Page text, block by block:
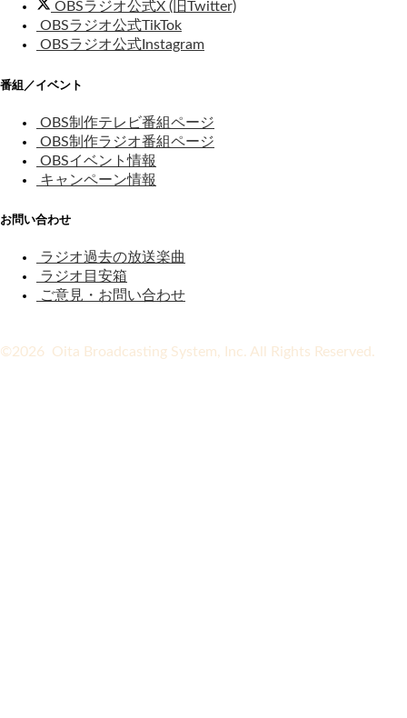
OBSラジオ公式X (旧Twitter)
OBSラジオ公式TikTok
OBSラジオ公式Instagram
番組／イベント
OBS制作テレビ番組ページ
OBS制作ラジオ番組ページ
OBSイベント情報
キャンペーン情報
お問い合わせ
ラジオ過去の放送楽曲
ラジオ目安箱
ご意見・お問い合わせ
©2026 Oita Broadcasting System, Inc. All Rights Reserved.